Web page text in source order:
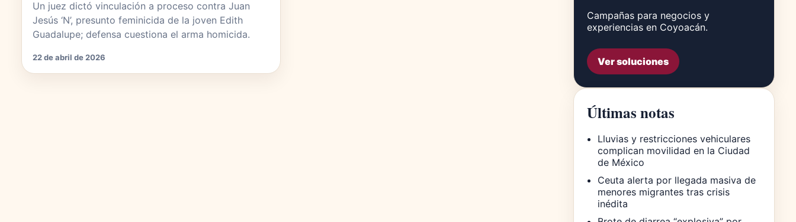
Un juez dictó vinculación a proceso contra Juan
Jesús ‘N’, presunto feminicida de la joven Edith
Guadalupe; defensa cuestiona el arma homicida.
22 de abril de 2026
Campañas para negocios y
experiencias en Coyoacán.
Ver soluciones
Últimas notas
Lluvias y restricciones vehiculares
complican movilidad en la Ciudad
de México
Ceuta alerta por llegada masiva de
menores migrantes tras crisis
inédita